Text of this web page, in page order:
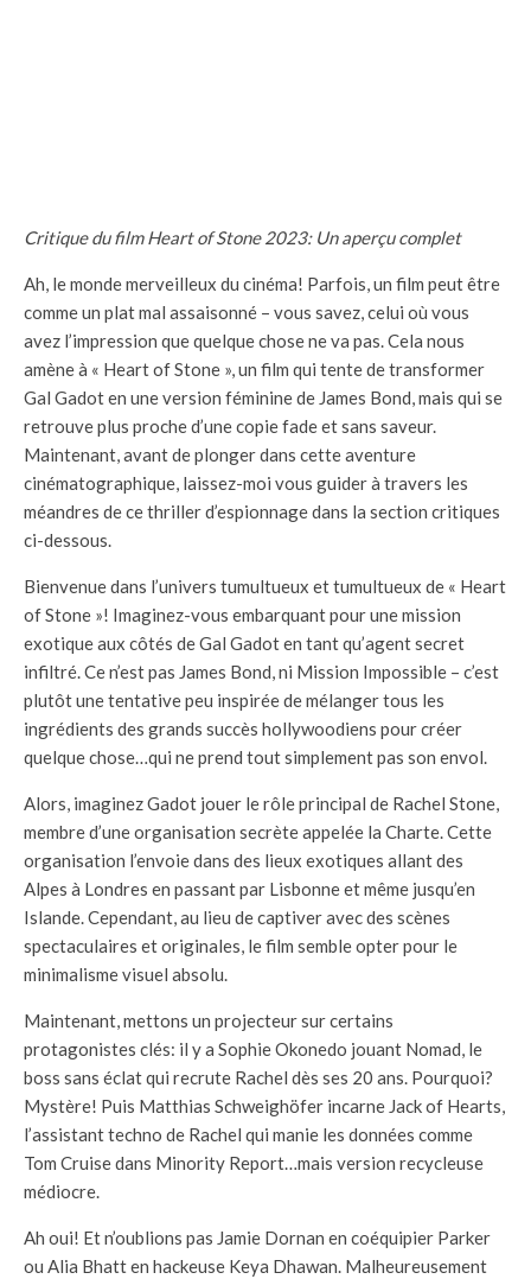
Critique du film Heart of Stone 2023: Un aperçu complet
Ah, le monde merveilleux du cinéma! Parfois, un film peut être
comme un plat mal assaisonné – vous savez, celui où vous
avez l’impression que quelque chose ne va pas. Cela nous
amène à « Heart of Stone », un film qui tente de transformer
Gal Gadot en une version féminine de James Bond, mais qui se
retrouve plus proche d’une copie fade et sans saveur.
Maintenant, avant de plonger dans cette aventure
cinématographique, laissez-moi vous guider à travers les
méandres de ce thriller d’espionnage dans la section critiques
ci-dessous.
Bienvenue dans l’univers tumultueux et tumultueux de « Heart
of Stone »! Imaginez-vous embarquant pour une mission
exotique aux côtés de Gal Gadot en tant qu’agent secret
infiltré. Ce n’est pas James Bond, ni Mission Impossible – c’est
plutôt une tentative peu inspirée de mélanger tous les
ingrédients des grands succès hollywoodiens pour créer
quelque chose…qui ne prend tout simplement pas son envol.
Alors, imaginez Gadot jouer le rôle principal de Rachel Stone,
membre d’une organisation secrète appelée la Charte. Cette
organisation l’envoie dans des lieux exotiques allant des
Alpes à Londres en passant par Lisbonne et même jusqu’en
Islande. Cependant, au lieu de captiver avec des scènes
spectaculaires et originales, le film semble opter pour le
minimalisme visuel absolu.
Maintenant, mettons un projecteur sur certains
protagonistes clés: il y a Sophie Okonedo jouant Nomad, le
boss sans éclat qui recrute Rachel dès ses 20 ans. Pourquoi?
Mystère! Puis Matthias Schweighöfer incarne Jack of Hearts,
l’assistant techno de Rachel qui manie les données comme
Tom Cruise dans Minority Report…mais version recycleuse
médiocre.
Ah oui! Et n’oublions pas Jamie Dornan en coéquipier Parker
ou Alia Bhatt en hackeuse Keya Dhawan. Malheureusement